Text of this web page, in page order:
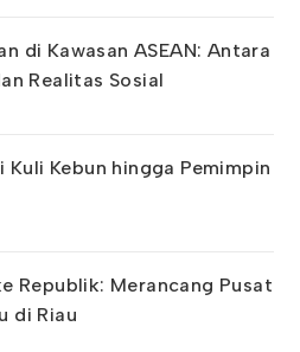
di Kawasan ASEAN: Antara
Realitas Sosial
Kebun hingga Pemimpin
Republik: Merancang Pusat
di Riau